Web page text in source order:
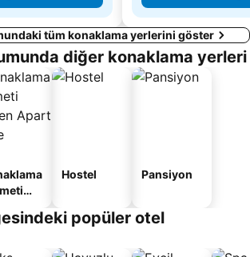
tüm konaklama yerlerini göster
diğer konaklama yerleri
Hostel Pansiyon
popüler otel